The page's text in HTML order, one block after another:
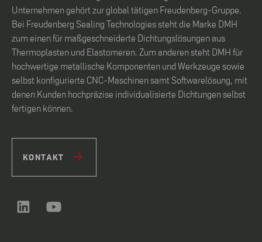
Unternehmen gehört zur global tätigen Freudenberg-Gruppe.
Bei Freudenberg Sealing Technologies steht die Marke DMH
zum einen für maßgeschneiderte Dichtungslösungen aus
Thermoplasten und Elastomeren. Zum anderen steht DMH für
hochwertige metallische Komponenten und Werkzeuge sowie
selbst konfigurierte CNC-Maschinen samt Softwarelösung, mit
denen Kunden hochpräzise individualisierte Dichtungen selbst
fertigen können.
KONTAKT